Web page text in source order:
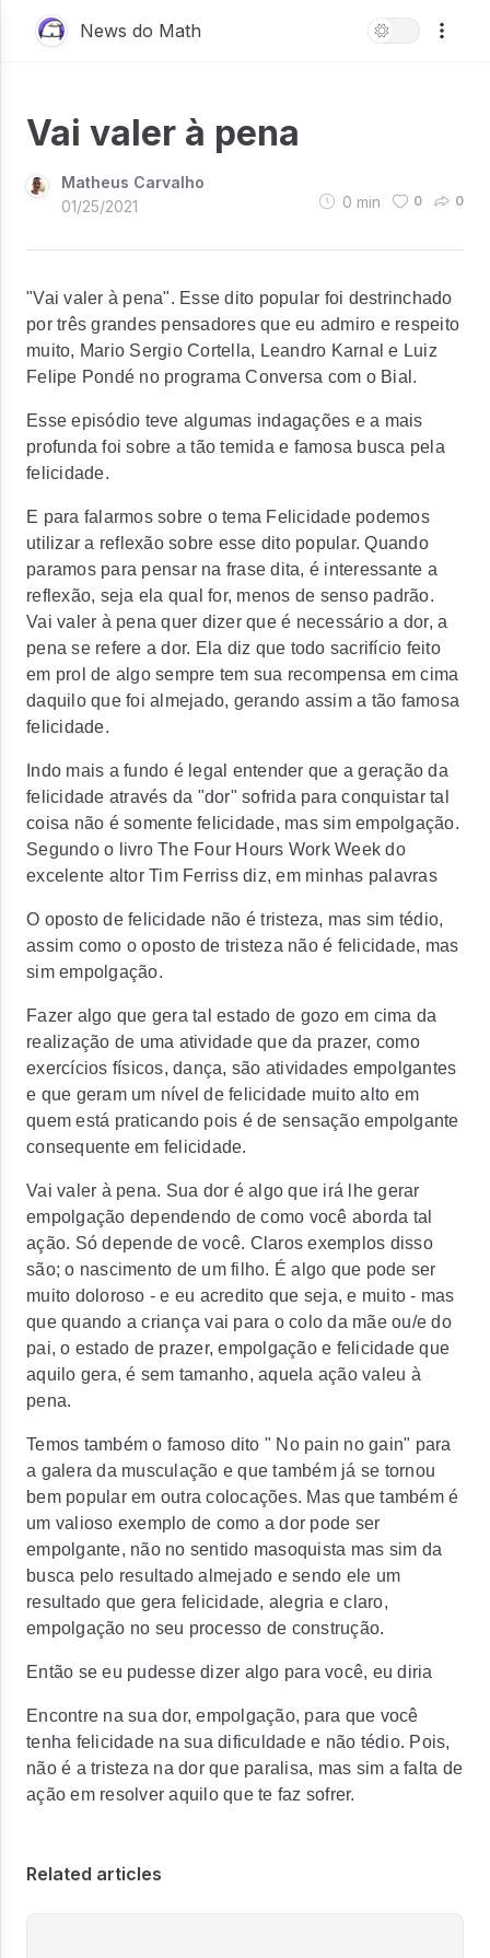
News do Math
Vai valer à pena
Matheus Carvalho
01/25/2021
0 min 0 0
"Vai valer à pena". Esse dito popular foi destrinchado
por três grandes pensadores que eu admiro e respeito
muito, Mario Sergio Cortella, Leandro Karnal e Luiz
Felipe Pondé no programa Conversa com o Bial.
Esse episódio teve algumas indagações e a mais
profunda foi sobre a tão temida e famosa busca pela
felicidade.
E para falarmos sobre o tema Felicidade podemos
utilizar a reflexão sobre esse dito popular. Quando
paramos para pensar na frase dita, é interessante a
reflexão, seja ela qual for, menos de senso padrão.
Vai valer à pena quer dizer que é necessário a dor, a
pena se refere a dor. Ela diz que todo sacrifício feito
em prol de algo sempre tem sua recompensa em cima
daquilo que foi almejado, gerando assim a tão famosa
felicidade.
Indo mais a fundo é legal entender que a geração da
felicidade através da "dor" sofrida para conquistar tal
coisa não é somente felicidade, mas sim empolgação.
Segundo o livro The Four Hours Work Week do
excelente altor Tim Ferriss diz, em minhas palavras
O oposto de felicidade não é tristeza, mas sim tédio,
assim como o oposto de tristeza não é felicidade, mas
sim empolgação.
Fazer algo que gera tal estado de gozo em cima da
realização de uma atividade que da prazer, como
exercícios físicos, dança, são atividades empolgantes
e que geram um nível de felicidade muito alto em
quem está praticando pois é de sensação empolgante
consequente em felicidade.
Vai valer à pena. Sua dor é algo que irá lhe gerar
empolgação dependendo de como você aborda tal
ação. Só depende de você. Claros exemplos disso
são; o nascimento de um filho. É algo que pode ser
muito doloroso - e eu acredito que seja, e muito - mas
que quando a criança vai para o colo da mãe ou/e do
pai, o estado de prazer, empolgação e felicidade que
aquilo gera, é sem tamanho, aquela ação valeu à
pena.
Temos também o famoso dito " No pain no gain" para
a galera da musculação e que também já se tornou
bem popular em outra colocações. Mas que também é
um valioso exemplo de como a dor pode ser
empolgante, não no sentido masoquista mas sim da
busca pelo resultado almejado e sendo ele um
resultado que gera felicidade, alegria e claro,
empolgação no seu processo de construção.
Então se eu pudesse dizer algo para você, eu diria
Encontre na sua dor, empolgação, para que você
tenha felicidade na sua dificuldade e não tédio. Pois,
não é a tristeza na dor que paralisa, mas sim a falta de
ação em resolver aquilo que te faz sofrer.
Related articles